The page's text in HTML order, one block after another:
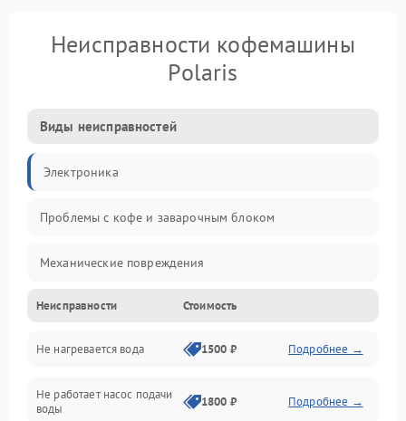
Неисправности кофемашины
Polaris
Виды неисправностей
Электроника
Проблемы с кофе и заварочным блоком
Механические повреждения
Прочие неисправности
Включение и работа
Проблемы с водой
Неисправности Стоимость
Не нагревается вода 1500 ₽ Подробнее →
Не работает насос подачи
воды
1800 ₽ Подробнее →